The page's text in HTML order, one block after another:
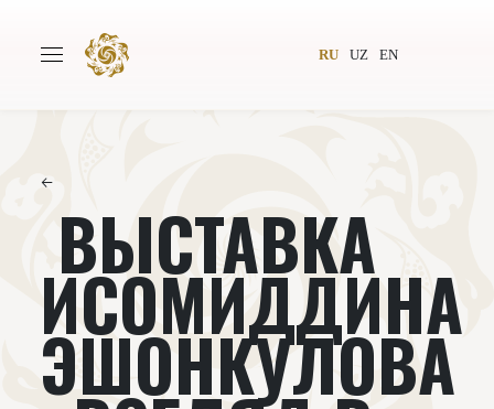
RU UZ EN
Авторы Всемирное общество
Издательство Новости
Проекты Подкасты
Книги Видеолекторий
←
ВЫСТАВКА
ИСОМИДДИНА
ЭШОНКУЛОВА